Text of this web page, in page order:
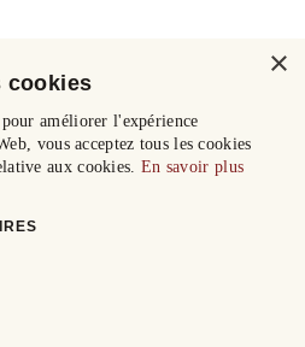
×
cookies
améliorer l'expérience
vous acceptez tous les cookies
aux cookies. En savoir plus